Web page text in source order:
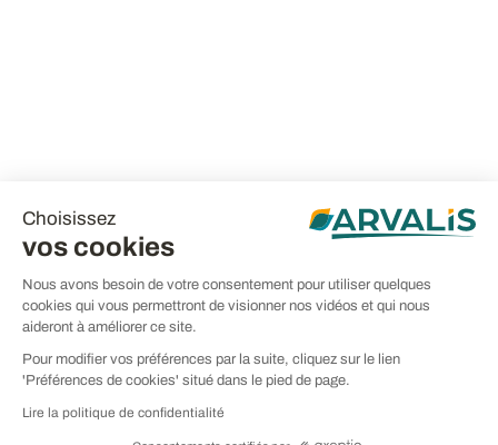
Choisissez
vos cookies
Nous avons besoin de votre consentement pour utiliser quelques
cookies qui vous permettront de visionner nos vidéos et qui nous
aideront à améliorer ce site.
Pour modifier vos préférences par la suite, cliquez sur le lien
'Préférences de cookies' situé dans le pied de page.
Lire la politique de confidentialité